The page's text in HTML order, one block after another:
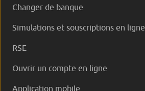
Changer de banque
Simulations et souscriptions en ligne
RSE
Ouvrir un compte en ligne
Application mobile